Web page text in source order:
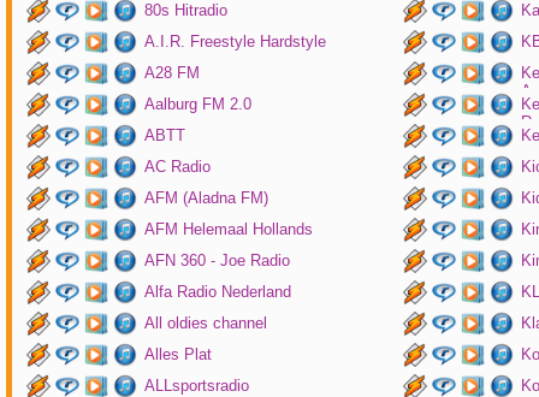
80s Hitradio
A.I.R. Freestyle Hardstyle
A28 FM
Aalburg FM 2.0
ABTT
AC Radio
AFM (Aladna FM)
AFM Helemaal Hollands
AFN 360 - Joe Radio
Alfa Radio Nederland
All oldies channel
Alles Plat
ALLsportsradio